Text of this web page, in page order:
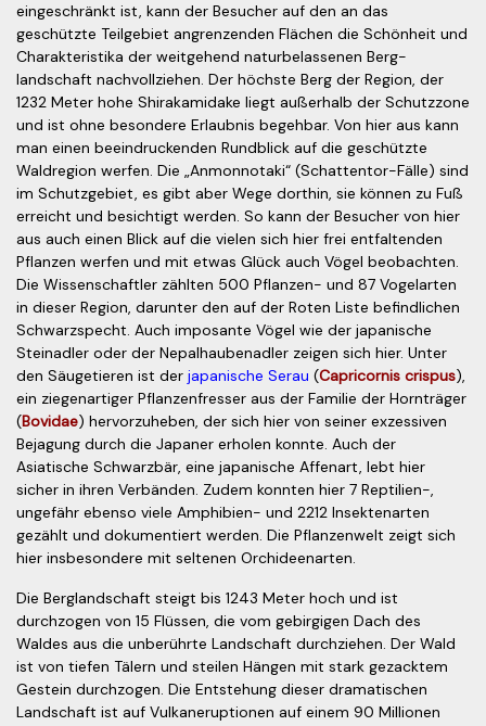
eingeschränkt ist, kann der Besucher auf den an das
geschützte Teilgebiet angrenzenden Flächen die Schönheit und
Charakteristika der weitgehend naturbelassenen Berg­
landschaft nachvollziehen. Der höchste Berg der Region, der
1232 Meter hohe Shirakamidake liegt außerhalb der Schutzzone
und ist ohne besondere Erlaubnis begehbar. Von hier aus kann
man einen beeindruckenden Rundblick auf die geschützte
Waldregion werfen. Die „Anmonnotaki“ (Schattentor-Fälle) sind
im Schutzgebiet, es gibt aber Wege dorthin, sie können zu Fuß
erreicht und besichtigt werden. So kann der Besucher von hier
aus auch einen Blick auf die vielen sich hier frei entfaltenden
Pflanzen werfen und mit etwas Glück auch Vögel beobachten.
Die Wissenschaftler zählten 500 Pflanzen- und 87 Vogelarten
in dieser Region, darunter den auf der Roten Liste befindlichen
Schwarz­specht. Auch imposante Vögel wie der japanische
Steinadler oder der Nepalhaubenadler zeigen sich hier. Unter
den Säugetieren ist der japanische Serau (Capricornis crispus),
ein ziegenartiger Pflanzenfresser aus der Familie der Horn­träger
(Bovidae) hervorzuheben, der sich hier von seiner exzessiven
Bejagung durch die Japaner erholen konnte. Auch der
Asiatische Schwarzbär, eine japanische Affenart, lebt hier
sicher in ihren Verbänden. Zudem konnten hier 7 Reptilien-,
ungefähr ebenso viele Amphibien- und 2212 Insektenarten
gezählt und dokumentiert werden. Die Pflan­zen­welt zeigt sich
hier insbesondere mit seltenen Orchideenarten.
Die Berglandschaft steigt bis 1243 Meter hoch und ist
durchzogen von 15 Flüssen, die vom gebirgigen Dach des
Waldes aus die unberührte Landschaft durchziehen. Der Wald
ist von tiefen Tälern und steilen Hängen mit stark gezacktem
Gestein durchzogen. Die Entstehung dieser dramatischen
Landschaft ist auf Vulkaneruptionen auf einem 90 Millionen